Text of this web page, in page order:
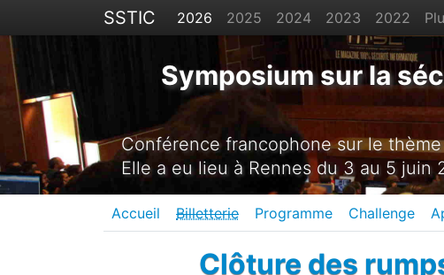
SSTIC 2026 2025 2024 2023 2022
Symposium sur la
Conférence francophone sur le
Elle a eu lieu à Rennes du 3 au 5 juin
Accueil Billetterie Programme Challenge
Clôture des